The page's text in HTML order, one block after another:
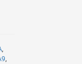
,
,